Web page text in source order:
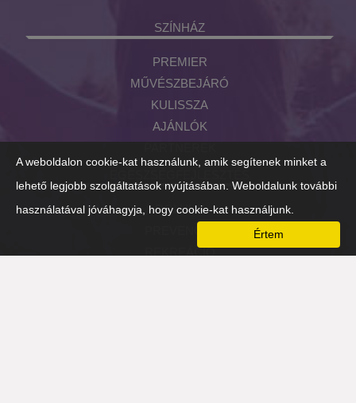
SZÍNHÁZ
PREMIER
MŰVÉSZBEJÁRÓ
KULISSZA
AJÁNLÓK
RÓLUNK
REKREÁCIÓ
A weboldalon cookie-kat használunk, amik segítenek minket a
lehető legjobb szolgáltatások nyújtásában. Weboldalunk további
használatával jóváhagyja, hogy cookie-kat használjunk.
Értem